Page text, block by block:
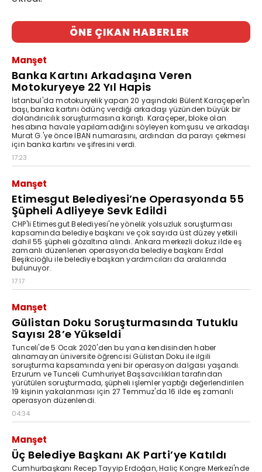
ÖNE ÇIKAN HABERLER
Manşet
Banka Kartını Arkadaşına Veren
Motokuryeye 22 Yıl Hapis
İstanbul'da motokuryelik yapan 20 yaşındaki Bülent Karaçeper'in
başı, banka kartını ödünç verdiği arkadaşı yüzünden büyük bir
dolandırıcılık soruşturmasına karıştı. Karaçeper, bloke olan
hesabına havale yapılamadığını söyleyen komşusu ve arkadaşı
Murat G.'ye önce IBAN numarasını, ardından da parayı çekmesi
için banka kartını ve şifresini verdi.
17:23
Manşet
Etimesgut Belediyesi’ne Operasyonda 55
Şüpheli Adliyeye Sevk Edildi
CHP'li Etimesgut Belediyesi'ne yönelik yolsuzluk soruşturması
kapsamında belediye başkanı ve çok sayıda üst düzey yetkili
dahil 55 şüpheli gözaltına alındı. Ankara merkezli dokuz ilde eş
zamanlı düzenlenen operasyonda belediye başkanı Erdal
Beşikcioğlu ile belediye başkan yardımcıları da aralarında
bulunuyor.
17:17
Manşet
Gülistan Doku Soruşturmasında Tutuklu
Sayısı 28’e Yükseldi
Tunceli'de 5 Ocak 2020'den bu yana kendisinden haber
alınamayan üniversite öğrencisi Gülistan Doku ile ilgili
soruşturma kapsamında yeni bir operasyon dalgası yaşandı.
Erzurum ve Tunceli Cumhuriyet Başsavcılıkları tarafından
yürütülen soruşturmada, şüpheli işlemler yaptığı değerlendirilen
19 kişinin yakalanması için 27 Temmuz'da 16 ilde eş zamanlı
operasyon düzenlendi.
04:34
Manşet
Üç Belediye Başkanı AK Parti’ye Katıldı
Cumhurbaşkanı Recep Tayyip Erdoğan, Haliç Kongre Merkezi'nde